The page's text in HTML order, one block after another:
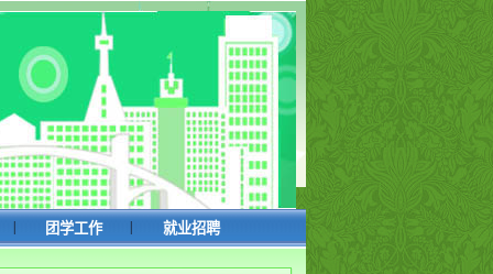
团学工作 就业招聘